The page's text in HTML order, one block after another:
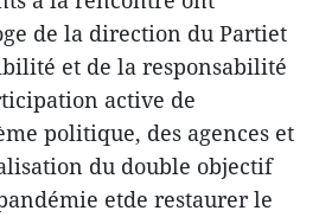
de la direction du Partiet
et de la responsabilité
active de
politique, des agences et
du double objectif
etde restaurer le